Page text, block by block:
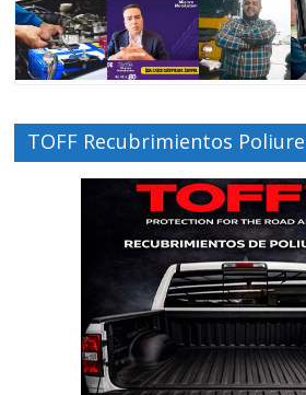
TOFF Recubrimientos